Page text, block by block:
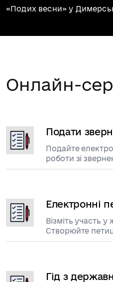
«Подих весни» у
Онлайн-
Подати
Подайте
роботи зі
Електронні
Візміть участь
Створюйте
за які ви
Гід з